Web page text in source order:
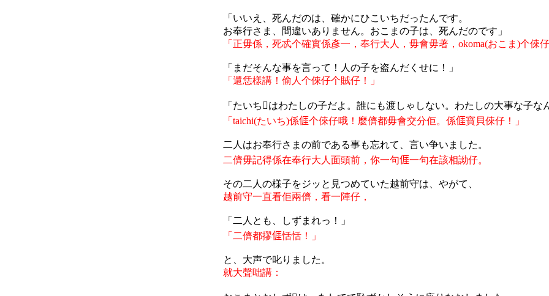
「いいえ、死んだのは、確かにひこいちだったんです。
お奉行さま、間違いありません。おこまの子は、死んだのです」
「正毋係，死忒个確實係彥一，奉行大人，毋會毋著， okoma(おこま )个倈
「 まだそんな事を言って ！人 の子を盗んだくせに ！」
「還恁樣講！偷人个倈仔个賊仔！」
「たいち はわたしの子だよ。誰にも渡しゃしない。わたしの大事な子な
「 taichi(たいち)係𠊎个倈仔哦！麼儕都毋會交分佢。係𠊎寶貝倈仔！ 」
二人はお奉行さまの前である事も忘れて、言い争いました。
二儕毋記得係在奉行大人面頭前，你一句𠊎一句在該相詏仔。
その二人の様子をジッと見つめていた越前守は、やがて、
越前守一直看佢兩儕，看一陣仔，
「二人とも、しずまれっ！」
「二儕都摎𠊎恬恬！」
と、大声で叱りました。
就大聲咄講：